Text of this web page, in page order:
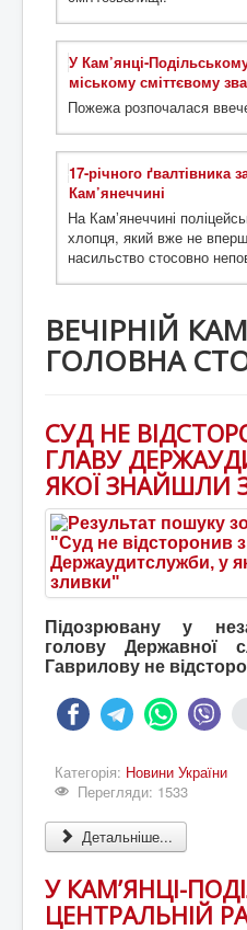
У Кам’янці-
міському сміттєвому
Пожежа розпочалася
17-річного ґвалтівника
Кам’янеччині
На Камʼянеччині
хлопця, який вже не
насильство стосовно
ВЕЧІРНІЙ
ГОЛОВНА
СУД НЕ
ГЛАВУ
ЯКОЇ ЗНАЙШЛИ
Підозрювану у
голову Державної
Гаврилову не
Категорія: Новини України
Перегляди: 1533
Детальніше...
У КАМ’ЯНЦІ-
ЦЕНТРАЛЬНІЙ